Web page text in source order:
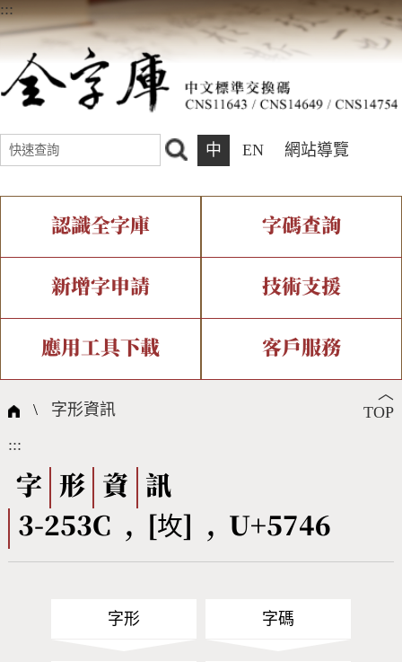
:::
中 EN 網站導覽
認識全字庫
全字庫介紹 全字庫現況
中文碼介紹 專有名詞介紹
國際字碼相關組織
字碼查詢
IDS查詢 部件查詢
複合查詢 注音查詢
筆畫查詢
筆順序查詢
CNS查詢 Unicode查詢
新增字申請
新字申請處理流程
技術支援
字形即時顯示 造字解決方案
全字庫授權 轉碼Web Service
應用工具下載
個人電腦造字處理工具
字形下載
客戶服務
問題集
熱門查詢統計
︿
TOP
\ 字形資訊
:::
字 形 資
訊
3-253C , [坆] , U+5746
字形 字碼